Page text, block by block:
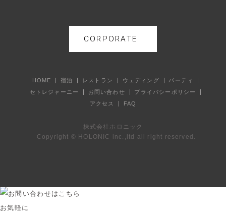
HOME 宿泊 レストラン ウェディング
パーティ
セトレジャーニー
お問い合わせ
プライバシーポリシー
アクセス
FAQ
株式会社ホロニック
Copyright © HOLONIC inc.,ltd all right reserved.
CORPORATE
お気軽に